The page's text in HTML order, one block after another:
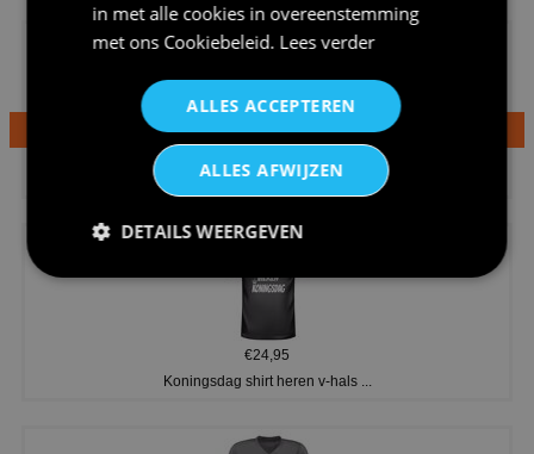
Dames v hals t-shirt prinses v...
€24,95
Koningsdag shirt heren v-hals ...
in met alle cookies in overeenstemming
met ons Cookiebeleid. Lees verder
ALLES ACCEPTEREN
ALLES AFWIJZEN
DETAILS WEERGEVEN